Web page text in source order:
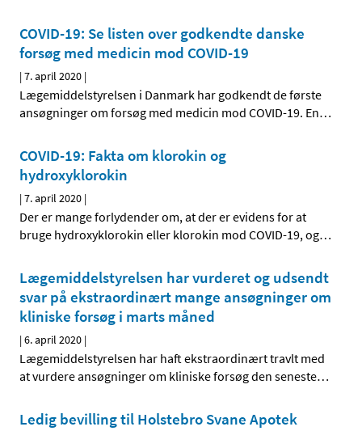
COVID-19: Se listen over godkendte danske
forsøg med medicin mod COVID-19
|7. april 2020 |
Lægemiddelstyrelsen i Danmark har godkendt de første
ansøgninger om forsøg med medicin mod COVID-19. En…
COVID-19: Fakta om klorokin og
hydroxyklorokin
|7. april 2020 |
Der er mange forlydender om, at der er evidens for at
bruge hydroxyklorokin eller klorokin mod COVID-19, og…
Lægemiddelstyrelsen har vurderet og udsendt
svar på ekstraordinært mange ansøgninger om
kliniske forsøg i marts måned
|6. april 2020 |
Lægemiddelstyrelsen har haft ekstraordinært travlt med
at vurdere ansøgninger om kliniske forsøg den seneste…
Ledig bevilling til Holstebro Svane Apotek